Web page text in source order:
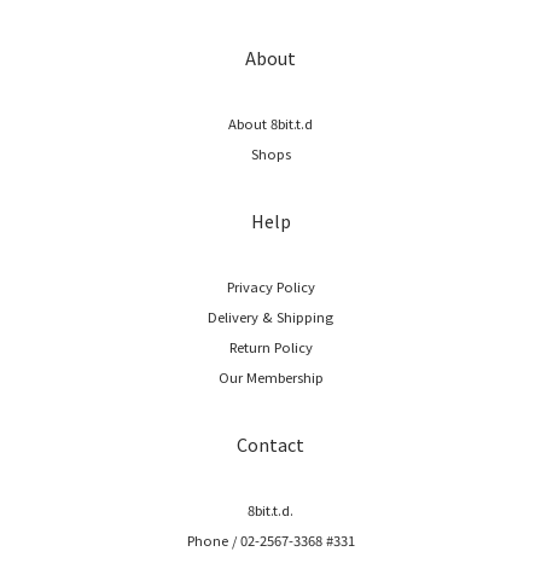
About
About 8bit.t.d
Shops
Help
Privacy Policy
Delivery & Shipping
Return Policy
Our Membership
Contact
8bit.t.d.
Phone / 02-2567-3368 #331